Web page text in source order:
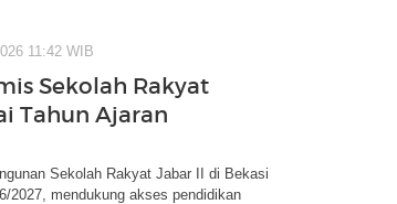
11:42 WIB
Sekolah Rakyat
Tahun Ajaran
Sekolah Rakyat Jabar II di Bekasi
2027, mendukung akses pendidikan